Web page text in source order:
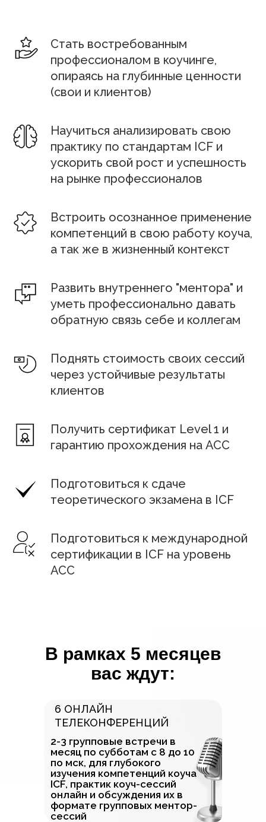
Стать востребованным
профессионалом в коучинге,
опираясь на глубинные ценности
(свои и клиентов)
Научиться анализировать свою
практику по стандартам ICF и
ускорить свой рост и успешность
на рынке профессионалов
Встроить осознанное применение
компетенций в свою работу коуча,
а так же в жизненный контекст
Развить внутреннего "ментора" и
уметь профессионально давать
обратную связь себе и коллегам
Поднять стоимость своих сессий
через устойчивые результаты
клиентов
Получить сертификат Level 1 и
гарантию прохождения на АСС
Подготовиться к сдаче
теоретического экзамена в ICF
Подготовиться к международной
сертификации в ICF на уровень
АСС
В рамках 5 месяцев
вас ждут:
6 ОНЛАЙН
ТЕЛЕКОНФЕРЕНЦИЙ
2-3 групповые встречи в
месяц по субботам с 8 до 10
по мск, для глубокого
изучения компетенций коуча
ICF, практик коуч-сессий
онлайн и обсуждения их в
формате групповых ментор-
сессий